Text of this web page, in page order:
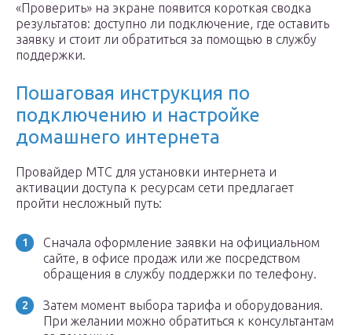
«Проверить» на экране появится короткая сводка
результатов: доступно ли подключение, где оставить
заявку и стоит ли обратиться за помощью в службу
поддержки.
Пошаговая инструкция по
подключению и настройке
домашнего интернета
Провайдер МТС для установки интернета и
активации доступа к ресурсам сети предлагает
пройти несложный путь:
Сначала оформление заявки на официальном
сайте, в офисе продаж или же посредством
обращения в службу поддержки по телефону.
Затем момент выбора тарифа и оборудования.
При желании можно обратиться к консультантам